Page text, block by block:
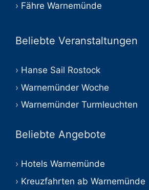
Fähre Warnemünde
Beliebte Veranstaltungen
Hanse Sail Rostock
Warnemünder Woche
Warnemünder Turmleuchten
Beliebte Angebote
Hotels Warnemünde
Kreuzfahrten ab Warnemünde